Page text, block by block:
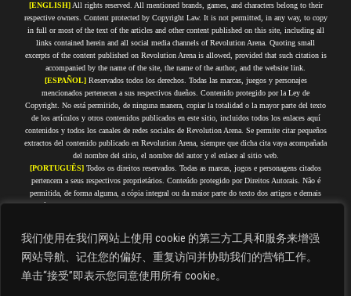
我们使用在我们网站上使用 cookie 的第三方工具和服务来增强
网站导航、记住您的偏好、重复访问并协助我们的营销工作。
单击“接受”即表示您同意使用所有 cookie。
[ENGLISH]All rights reserved. All mentioned brands, games, and characters belong to their
respective owners. Content protected by Copyright Law. It is not permitted, in any way, to copy
in full or most of the text of the articles and other content published on this site, including all
links contained herein and all social media channels of Revolution Arena. Quoting small
excerpts of the content published on Revolution Arena is allowed, provided that such citation is
accompanied by the name of the site, the name of the author, and the website link.
[ESPAÑOL]Reservados todos los derechos. Todas las marcas, juegos y personajes
mencionados pertenecen a sus respectivos dueños. Contenido protegido por la Ley de
Copyright. No está permitido, de ninguna manera, copiar la totalidad o la mayor parte del texto
de los artículos y otros contenidos publicados en este sitio, incluidos todos los enlaces aquí
contenidos y todos los canales de redes sociales de Revolution Arena. Se permite citar pequeños
extractos del contenido publicado en Revolution Arena, siempre que dicha cita vaya acompañada
del nombre del sitio, el nombre del autor y el enlace al sitio web.
[PORTUGUÊS] Todos os direitos reservados. Todas as marcas, jogos e personagens citados
pertencem a seus respectivos proprietários. Conteúdo protegido por Direitos Autorais. Não é
permitida, de forma alguma, a cópia integral ou da maior parte do texto dos artigos e demais
conteúdos que estejam publicados nesse site, incluindo todos os links aqui contidos e todos os
do autor e link do site.
[FRANÇAIS]
Tous droits réservés. Toutes les marques, jeux et personnages cités appartiennent
copier en tout ou en grande partie le texte des articles et autres contenus publiés sur ce site, y